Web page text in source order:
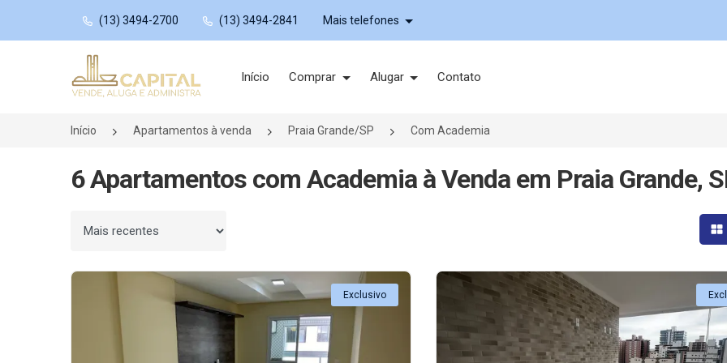
(13) 3494-2700 (13) 3494-2841 Mais telefones
Página inicial
Início Comprar Alugar Contato
Início Apartamentos à venda Praia Grande/SP Com Academia
6 Apartamentos com Academia à Venda em Praia Grande,
Ordenar por
Exclusivo